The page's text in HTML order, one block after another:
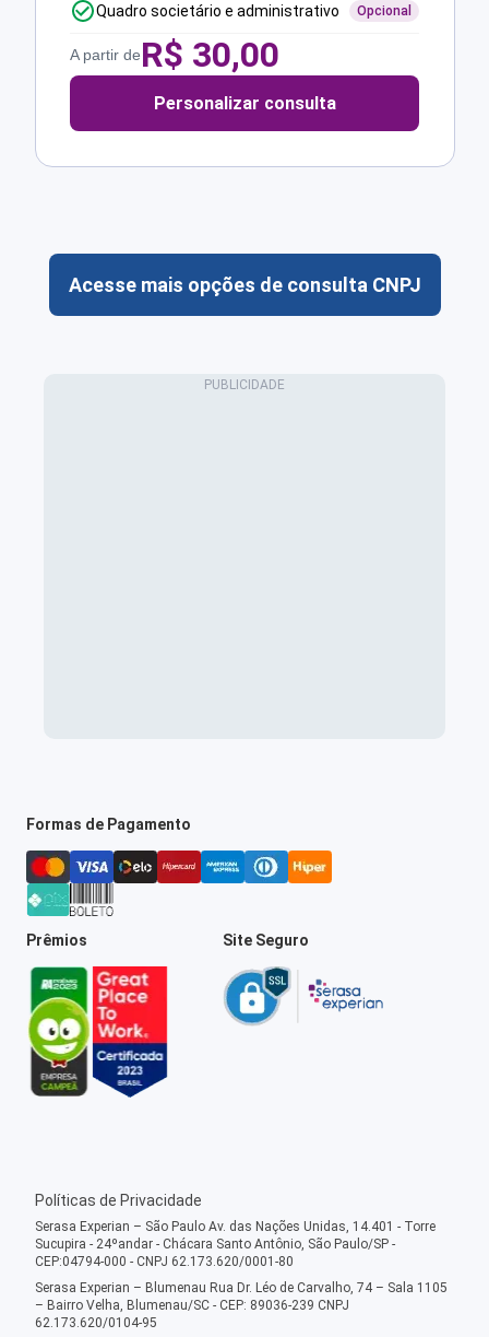
Quadro societário e administrativo Opcional
A partir deR$ 30,00
Personalizar consulta
Acesse mais opções de consulta CNPJ
Formas de Pagamento
Prêmios Site Seguro
Políticas de Privacidade
Serasa Experian – São Paulo Av. das Nações Unidas, 14.401 - Torre
Sucupira - 24ºandar - Chácara Santo Antônio, São Paulo/SP -
CEP:04794-000 - CNPJ 62.173.620/0001-80
Serasa Experian – Blumenau Rua Dr. Léo de Carvalho, 74 – Sala 1105
– Bairro Velha, Blumenau/SC - CEP: 89036-239 CNPJ
62.173.620/0104-95